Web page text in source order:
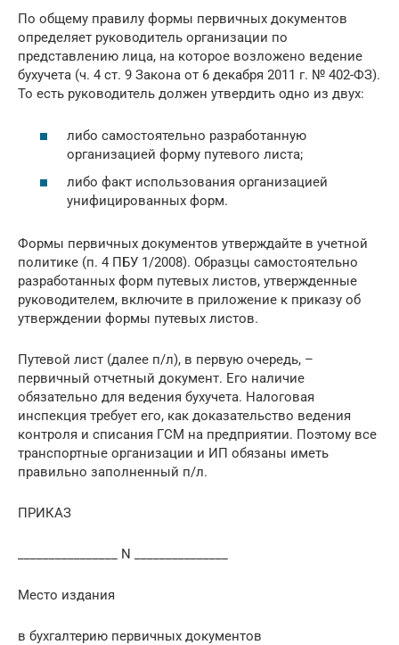
По общему правилу формы первичных документов
определяет руководитель организации по
представлению лица, на которое возложено ведение
бухучета (ч. 4 ст. 9 Закона от 6 декабря 2011 г. № 402-ФЗ).
То есть руководитель должен утвердить одно из двух:
либо самостоятельно разработанную
организацией форму путевого листа;
либо факт использования организацией
унифицированных форм.
Формы первичных документов утверждайте в учетной
политике (п. 4 ПБУ 1/2008). Образцы самостоятельно
разработанных форм путевых листов, утвержденные
руководителем, включите в приложение к приказу об
утверждении формы путевых листов.
Путевой лист (далее п/л), в первую очередь, –
первичный отчетный документ. Его наличие
обязательно для ведения бухучета. Налоговая
инспекция требует его, как доказательство ведения
контроля и списания ГСМ на предприятии. Поэтому все
транспортные организации и ИП обязаны иметь
правильно заполненный п/л.
ПРИКАЗ
________________ N _______________
Место издания
в бухгалтерию первичных документов